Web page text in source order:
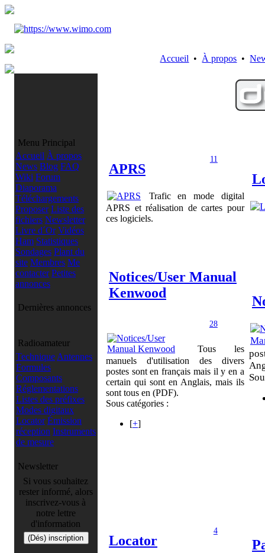
Accueil • À propos •
Menu Principal
Accueil À propos
News Blog FAQ
Wiki Forum
Diaporama
Téléchargements
Proposer Liste des
fichiers Newsletter
Livre d´Or Vidéos
Ham Statistiques
Sondages Plant du
site Membres Me
contacter Petites
annonces
Dernières annonces
Radioamateur
Technique Antennes
Formules
Composants
Réglementations
Listes des préfixes
Modes digitaux
Locator Émission
réception Instruments
de mesure
Newsletter
Si vous souhaitez
rester informé, alors
inscrivez-vous à
notre lettre
d'information
APRS
11
Trafic en mode digital
APRS et réalisation de cartes pour
ces logiciels.
Notices/User Manual
Kenwood
28
Tous les
manuels d'utilisation des divers
postes sont en français mais il y en a
certain qui sont en Anglais, mais ils
sont tous en (PDF).
Sous catégories :
[+]
Locator
4